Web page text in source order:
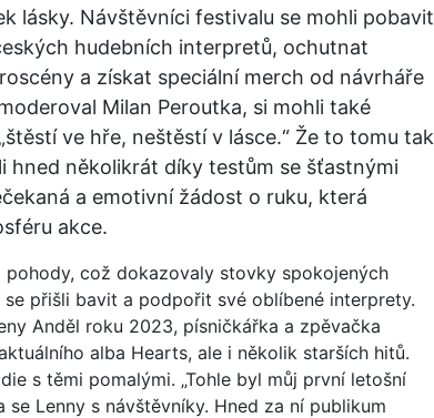
lásky. Návštěvníci festivalu se mohli pobavit
hudebních interpretů, ochutnat
a získat speciální merch od návrháře
Milan Peroutka, si mohli také
ve hře, neštěstí v lásce.“ Že to tomu tak
hned několikrát díky testům se šťastnými
a emotivní žádost o ruku, která
akce.
což dokazovaly stovky spokojených
přišli bavit a podpořit své oblíbené interprety.
Anděl roku 2023, písničkářka a zpěvačka
alba Hearts, ale i několik starších hitů.
s těmi pomalými. „Tohle byl můj první letošní
Lenny s návštěvníky. Hned za ní publikum